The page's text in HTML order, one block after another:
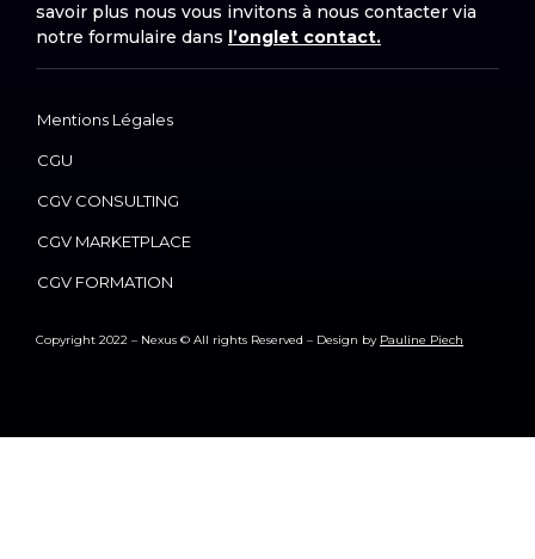
savoir plus nous vous invitons à nous contacter via
notre formulaire dans l’onglet contact.
Mentions Légales
CGU
CGV CONSULTING
CGV MARKETPLACE
CGV FORMATION
Copyright 2022 – Nexus © All rights Reserved – Design by Pauline Piech